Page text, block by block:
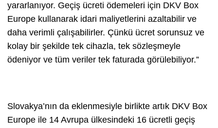
yararlanıyor. Geçiş ücreti ödemeleri için DKV Box
Europe kullanarak idari maliyetlerini azaltabilir ve
daha verimli çalışabilirler. Çünkü ücret sorunsuz ve
kolay bir şekilde tek cihazla, tek sözleşmeyle
ödeniyor ve tüm veriler tek faturada görülebiliyor.”
Slovakya’nın da eklenmesiyle birlikte artık DKV Box
Europe ile 14 Avrupa ülkesindeki 16 ücretli geçiş